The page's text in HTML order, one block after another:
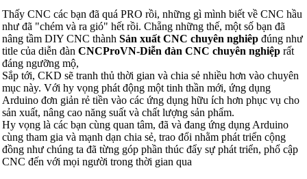
Thấy CNC các bạn đã quá PRO rồi, những gì mình biết về CNC hầu
như đã "chém và ra gió" hết rồi. Chẵng những thế, một số bạn đã
nâng tầm DIY CNC thành Sản xuất CNC chuyên nghiêp đúng như
title của diễn đàn CNCProVN-Diễn đàn CNC chuyên nghiệp rất
đáng ngưỡng mộ,
Sắp tới, CKD sẽ tranh thủ thời gian và chia sẻ nhiều hơn vào chuyên
mục này. Với hy vọng phát động một tinh thần mới, ứng dụng
Arduino đơn giản rẻ tiền vào các ứng dụng hữu ích hơn phục vụ cho
sản xuất, nâng cao năng suất và chất lượng sản phẩm.
Hy vọng là các bạn cùng quan tâm, đã và đang ứng dụng Arduino
cùng tham gia và mạnh dạn chia sẻ, trao đổi nhằm phát triển cộng
đồng như chúng ta đã từng góp phần thúc đẩy sự phát triển, phổ cập
CNC đến với mọi người trong thời gian qua